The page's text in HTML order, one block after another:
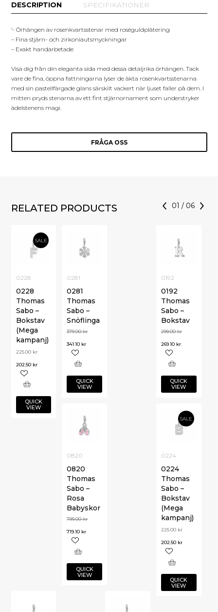
DESCRIPTION SPECIFIKATIONER
‘- Örhängen av rosenkvartsstenar med roséguldplätering
– Fina stjärn- och zirkoniautsmyckningar
– Exakt handarbetade
Visa dig från din eleganta sida med dessa detaljrika örhängen. Tack
vare de fina, öppna fattningarna lyser de äkta rosenkvartsstenarna
med sin pastellfärgade glans särskilt vackert när ljuset faller på dem. I
mitten pryds stenarna av ett fint stjärnornament som understryker
ädelstenens magi.
FRÅGA OSS
RELATED PRODUCTS 01 / 06
SALE
0228
0228
Thomas
Sabo –
Bokstav
(Mega
kampanj)
225.00 kr
202.50 kr
QUICK
VIEW
0192
0192
Thomas
Sabo –
Bokstav
299.00kr
269.10 kr
QUICK
VIEW
0281
0281
Thomas
Sabo –
Snöflinga
379.00kr
341.10 kr
QUICK
VIEW
SALE
0224
0224
Thomas
Sabo –
Bokstav
(Mega
kampanj)
225.00 kr
202.50 kr
QUICK
VIEW
0820
0820
Thomas
Sabo –
Rosa
Babyskor
799.00kr
719.10 kr
QUICK
VIEW